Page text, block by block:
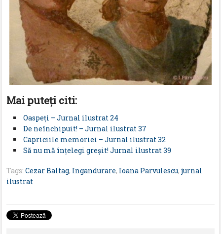
Mai puteţi citi:
Oaspeţi – Jurnal ilustrat 24
De neînchipuit! – Jurnal ilustrat 37
Capriciile memoriei – Jurnal ilustrat 32
Să nu mă înţelegi greşit! Jurnal ilustrat 39
Tags:Cezar Baltag, Ingandurare, Ioana Parvulescu,jurnal
ilustrat